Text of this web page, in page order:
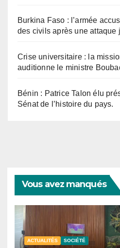
Burkina Faso : l’armée
des civils après une attaque
Crise universitaire : la
auditionne le ministre
Bénin : Patrice Talon élu
Sénat de l’histoire du pays.
Vous avez manqués
ACTUALITÉS SOCIÉTÉ